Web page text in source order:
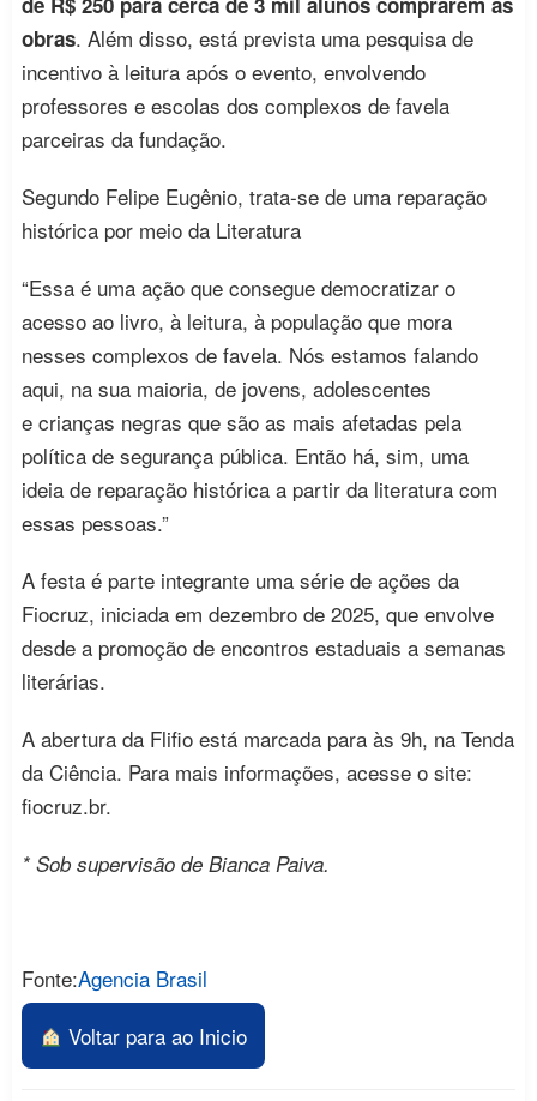
obras. Além disso, está prevista uma pesquisa de
incentivo à leitura após o evento, envolvendo
professores e escolas dos complexos de favela
parceiras da fundação.
Segundo Felipe Eugênio, trata-se de uma reparação
histórica por meio da Literatura
“Essa é uma ação que consegue democratizar o
acesso ao livro, à leitura, à população que mora
nesses complexos de favela. Nós estamos falando
aqui, na sua maioria, de jovens, adolescentes
e crianças negras que são as mais afetadas pela
política de segurança pública. Então há, sim, uma
ideia de reparação histórica a partir da literatura com
essas pessoas.”
A festa é parte integrante uma série de ações da
Fiocruz, iniciada em dezembro de 2025, que envolve
desde a promoção de encontros estaduais a semanas
literárias.
A abertura da Flifio está marcada para às 9h, na Tenda
da Ciência. Para mais informações, acesse o site:
fiocruz.br.
* Sob supervisão de Bianca Paiva.
Fonte:Agencia Brasil
Voltar para ao Inicio